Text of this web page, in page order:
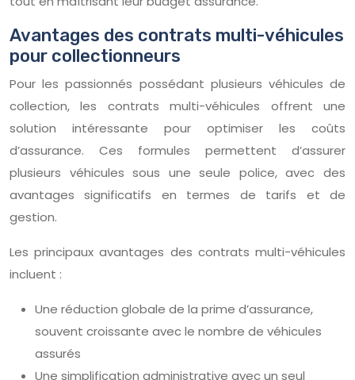
Avantages des contrats multi-véhicules
pour collectionneurs
Pour les passionnés possédant plusieurs véhicules de
collection, les contrats multi-véhicules offrent une
solution intéressante pour optimiser les coûts
d’assurance. Ces formules permettent d’assurer
plusieurs véhicules sous une seule police, avec des
avantages significatifs en termes de tarifs et de
gestion.
Les principaux avantages des contrats multi-véhicules
incluent :
Une réduction globale de la prime d’assurance,
souvent croissante avec le nombre de véhicules
assurés
Une simplification administrative avec un seul